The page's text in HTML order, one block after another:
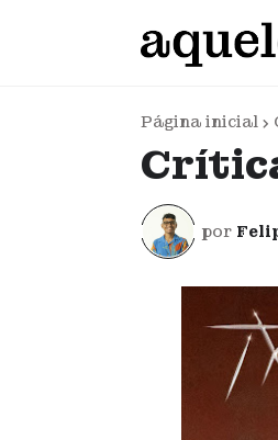
Página inicial
por